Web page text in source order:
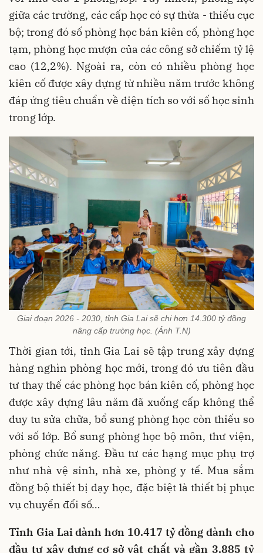
giữa các trường, các cấp học có sự thừa - thiếu cục
bộ; trong đó số phòng học bán kiên cố, phòng học
tạm, phòng học mượn của các công sở chiếm tỷ lệ
cao (12,2%). Ngoài ra, còn có nhiều phòng học
kiên cố được xây dựng từ nhiều năm trước không
đáp ứng tiêu chuẩn về diện tích so với số học sinh
trong lớp.
Giai đoạn 2026 - 2030, tỉnh Gia Lai sẽ chi hơn 14.300 tỷ đồng
nâng cấp trường học. (Ảnh T.N)
Thời gian tới, tỉnh Gia Lai sẽ tập trung xây dựng
hàng nghìn phòng học mới, trong đó ưu tiên đầu
tư thay thế các phòng học bán kiên cố, phòng học
được xây dựng lâu năm đã xuống cấp không thể
duy tu sửa chữa, bổ sung phòng học còn thiếu so
với số lớp. Bổ sung phòng học bộ môn, thư viện,
phòng chức năng. Đầu tư các hạng mục phụ trợ
như nhà vệ sinh, nhà xe, phòng y tế. Mua sắm
đồng bộ thiết bị dạy học, đặc biệt là thiết bị phục
vụ chuyển đổi số…
Tỉnh Gia Lai dành hơn 10.417 tỷ đồng dành cho
đầu tư xây dựng cơ sở vật chất và gần 3.885 tỷ